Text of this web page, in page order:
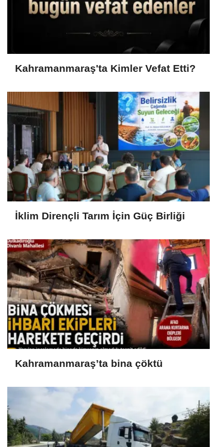
Kahramanmaraş'ta Kimler Vefat Etti?
İklim Dirençli Tarım İçin Güç Birliği
Kahramanmaraş’ta bina çöktü